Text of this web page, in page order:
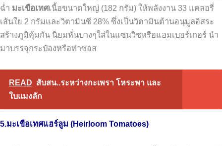
ฉ่ำ มะเขือเทศเนื้อขนาดใหญ่ (182 กรัม) ให้พลังงาน 33 แคลอรี่
เส้นใย 2 กรัมและวิตามินซี 28% ซึ่งเป็นวิตามินต้านอนุมูลอิสระ
สร้างภูมิคุ้มกัน นิยมหั่นบางๆใส่ในแซนวิชหรือแฮมเบอร์เกอร์ นำ
มาบรรจุกระป๋องหรือทำซอส
READ สับสน..ระหว่างกะเพรา โหระพา และ
ใบแมงลัก
5.มะเขือเทศแฮร์ลูม (Heirloom Tomatoes)